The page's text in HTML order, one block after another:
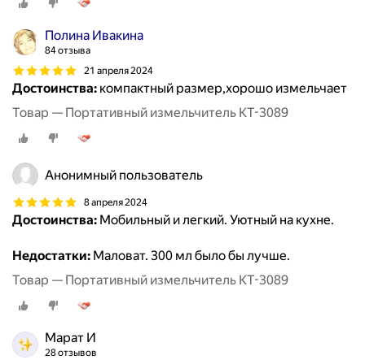
Полина Ивакина
84 отзыва
21 апреля 2024
Достоинства: компактный размер,хорошо измельчает
Товар — Портативный измельчитель КТ-3089
Анонимный пользователь
8 апреля 2024
Достоинства: Мобильный и легкий. Уютный на кухне.
Недостатки: Маловат. 300 мл было бы лучше.
Товар — Портативный измельчитель КТ-3089
Марат И
28 отзывов